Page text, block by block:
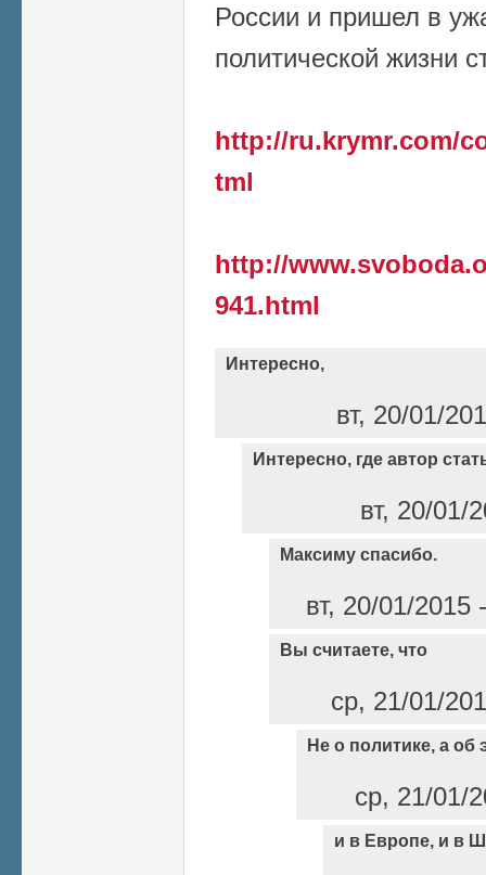
России и пришел в
политической жизни
http://ru.krymr.com/
tml
http://
941.html
Интересно,
вт, 20/01/
Интересно, где автор
вт, 20/01/
Максиму спасибо.
вт, 20/01/
Вы считаете, что
ср, 21/01/
Не о политике, а об
ср, 21/01/
и в Европе, и в